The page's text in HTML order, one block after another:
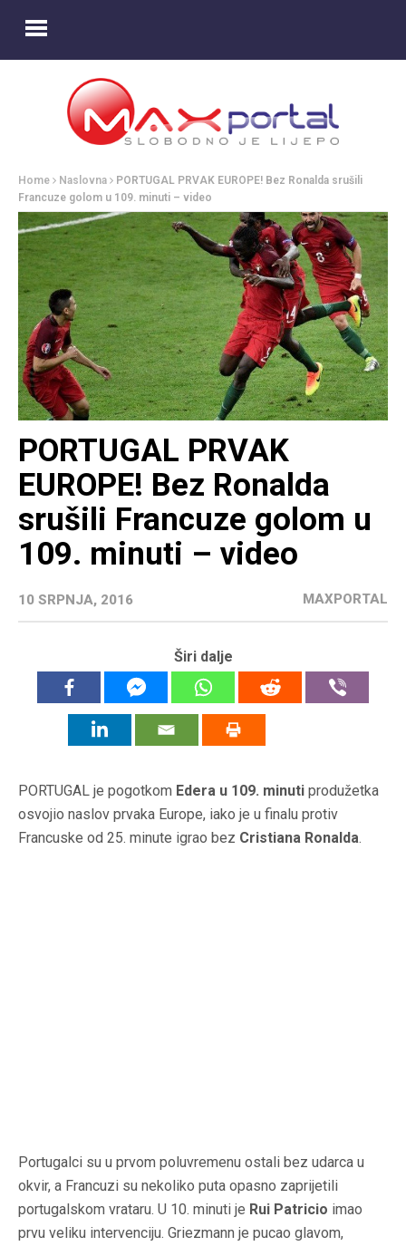
Home Naslovna
PORTUGAL PRVAK EUROPE! Bez Ronalda srušili
Francuze golom u 109. minuti – video
PORTUGAL PRVAK
EUROPE! Bez Ronalda
srušili Francuze golom u
109. minuti – video
10 SRPNJA, 2016 MAXPORTAL
Širi dalje
PORTUGAL je pogotkom Edera u 109. minuti produžetka
osvojio naslov prvaka Europe, iako je u finalu protiv
Francuske od 25. minute igrao bez Cristiana Ronalda.
Portugalci su u prvom poluvremenu ostali bez udarca u
okvir, a Francuzi su nekoliko puta opasno zaprijetili
portugalskom vrataru. U 10. minuti je Rui Patricio imao
prvu veliku intervenciju. Griezmann je pucao glavom,